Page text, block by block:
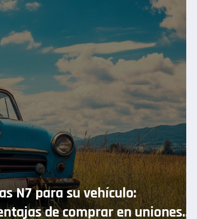
la mejor bomba de drenaje:
de dispositivos